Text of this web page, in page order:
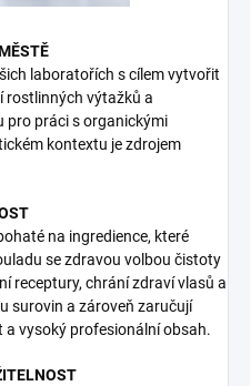
laboratořích s cílem vytvořit
rostlinných výtažků a
pro práci s organickými
kontextu je zdrojem
na ingredience, které
se zdravou volbou čistoty
receptury, chrání zdraví vlasů a
surovin a zároveň zaručují
vysoký profesionální obsah.